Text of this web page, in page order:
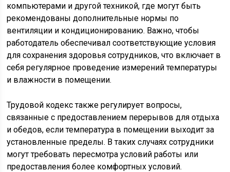
компьютерами и другой техникой, где могут быть
рекомендованы дополнительные нормы по
вентиляции и кондиционированию. Важно, чтобы
работодатель обеспечивал соответствующие условия
для сохранения здоровья сотрудников, что включает в
себя регулярное проведение измерений температуры
и влажности в помещении.
Трудовой кодекс также регулирует вопросы,
связанные с предоставлением перерывов для отдыха
и обедов, если температура в помещении выходит за
установленные пределы. В таких случаях сотрудники
могут требовать пересмотра условий работы или
предоставления более комфортных условий.